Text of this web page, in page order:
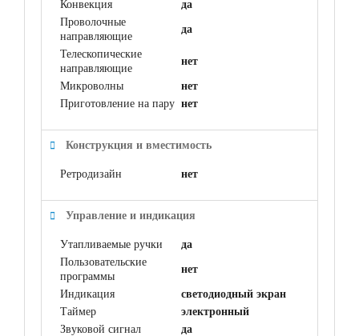
Конвекция
да
Проволочные
направляющие
да
Телескопические
направляющие
нет
Микроволны
нет
Приготовление на пару нет
Конструкция и вместимость
Ретродизайн нет
Управление и индикация
Утапливаемые ручки
да
Пользовательские
программы
нет
Индикация
светодиодный экран
Таймер
электронный
Звуковой сигнал
да